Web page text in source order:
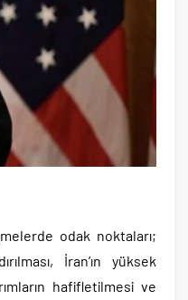
odak noktaları;
İran’ın yüksek
hafifletilmesi ve